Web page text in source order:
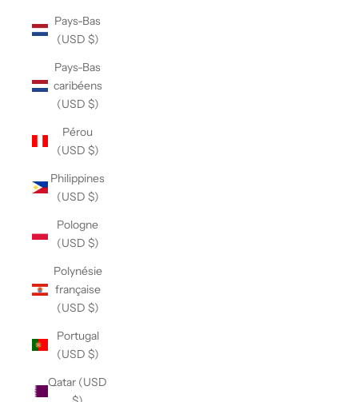
Pays-Bas
(USD $)
Pays-Bas
caribéens
(USD $)
Pérou
(USD $)
Philippines
(USD $)
Pologne
(USD $)
Polynésie
française
(USD $)
Portugal
(USD $)
Qatar (USD